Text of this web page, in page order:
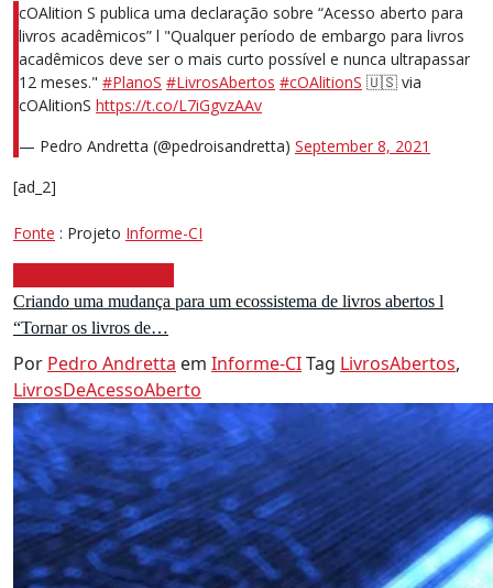
cOAlition S publica uma declaração sobre “Acesso aberto para
livros acadêmicos” l "Qualquer período de embargo para livros
acadêmicos deve ser o mais curto possível e nunca ultrapassar
12 meses." #PlanoS #LivrosAbertos #cOAlitionS 🇺🇸 via
cOAlitionS https://t.co/L7iGgvzAAv
— Pedro Andretta (@pedroisandretta) September 8, 2021
[ad_2]
Fonte : Projeto Informe-CI
Criando uma mudança para um ecossistema de livros abertos l
“Tornar os livros de…
Por Pedro Andretta em Informe-CITag LivrosAbertos,
LivrosDeAcessoAberto